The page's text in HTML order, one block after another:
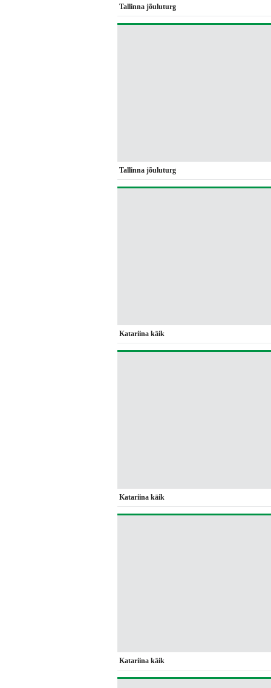
Tallinna jõuluturg
Tallinna jõuluturg
Katariina käik
Katariina käik
Katariina käik